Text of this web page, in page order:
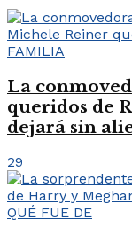
FAMILIA
La
queridos de
dejará sin
29
QUÉ FUE DE